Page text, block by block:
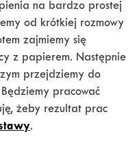
na bardzo prostej
od krótkiej rozmowy
zajmiemy się
z papierem. Następnie
przejdziemy do
pracować
żeby rezultat prac
.